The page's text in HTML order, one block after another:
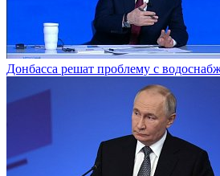
Донбасса решат проблему с